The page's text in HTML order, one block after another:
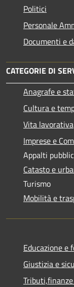
Politici
Personale
Documenti e
CATEGORIE DI
Anagrafe e
Cultura e
Vita lavorativa
Imprese e
Appalti
Catasto e
Turismo
Mobilità e
Educazione e
Giustizia e